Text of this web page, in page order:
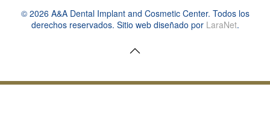
© 2026 A&A Dental Implant and Cosmetic Center. Todos los
derechos reservados. Sitio web diseñado por LaraNet.